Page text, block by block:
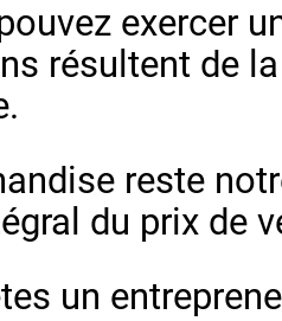
exercer
résultent de
reste
du prix de
un